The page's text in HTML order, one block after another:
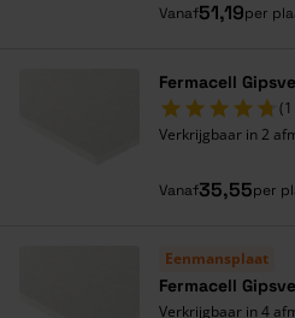
Vanaf51,19per
Fermacell
Verkrijgbaar in 2
Vanaf35,55per
Eenmansplaat
Fermacell
Verkrijgbaar in 4